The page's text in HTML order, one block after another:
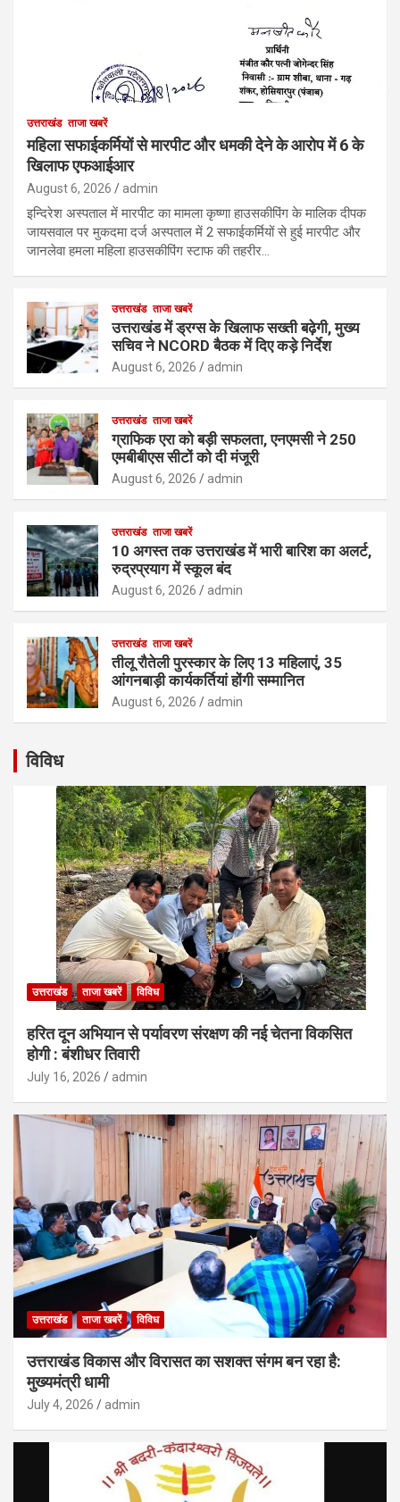
उत्तराखंड ताजा खबरें
महिला सफाईकर्मियों से मारपीट और धमकी देने के आरोप में 6 के
खिलाफ एफआईआर
August 6, 2026 admin
इन्दिरेश अस्पताल में मारपीट का मामला कृष्णा हाउसकीपिंग के मालिक दीपक
जायसवाल पर मुकदमा दर्ज अस्पताल में 2 सफाईकर्मियों से हुई मारपीट और
जानलेवा हमला महिला हाउसकीपिंग स्टाफ की तहरीर…
उत्तराखंड ताजा खबरें
उत्तराखंड में ड्रग्स के खिलाफ सख्ती बढ़ेगी, मुख्य
सचिव ने NCORD बैठक में दिए कड़े निर्देश
August 6, 2026 admin
उत्तराखंड ताजा खबरें
ग्राफिक एरा को बड़ी सफलता, एनएमसी ने 250
एमबीबीएस सीटों को दी मंजूरी
August 6, 2026 admin
उत्तराखंड ताजा खबरें
10 अगस्त तक उत्तराखंड में भारी बारिश का अलर्ट,
रुद्रप्रयाग में स्कूल बंद
August 6, 2026 admin
उत्तराखंड ताजा खबरें
तीलू रौतेली पुरस्कार के लिए 13 महिलाएं, 35
आंगनबाड़ी कार्यकर्तियां होंगी सम्मानित
August 6, 2026 admin
विविध
उत्तराखंड ताजा खबरें विविध
हरित दून अभियान से पर्यावरण संरक्षण की नई चेतना विकसित
होगी : बंशीधर तिवारी
July 16, 2026 admin
उत्तराखंड ताजा खबरें विविध
उत्तराखंड विकास और विरासत का सशक्त संगम बन रहा है:
मुख्यमंत्री धामी
July 4, 2026 admin